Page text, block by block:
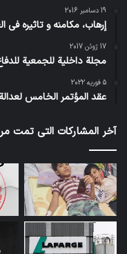
19 دسامبر 2016
إرهاب، مكامنه و تاثيره في
17 ژوئن 2017
مجلة داخلية للجمعية
5 فوریه 2022
عقد المؤتمر الخامس
آخر المشاركات التي تمت